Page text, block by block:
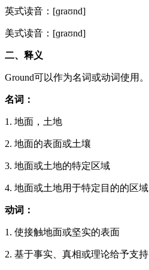
英式读音：[ɡraʊnd]
美式读音：[ɡraʊnd]
二、释义
Ground可以作为名词或动词使用。
名词：
1. 地面，土地
2. 地面的表面或土壤
3. 地面或土地的特定区域
4. 地面或土地用于特定目的的区域
动词：
1. 使接触地面或坚实的表面
2. 基于事实、真相或理论给予支持